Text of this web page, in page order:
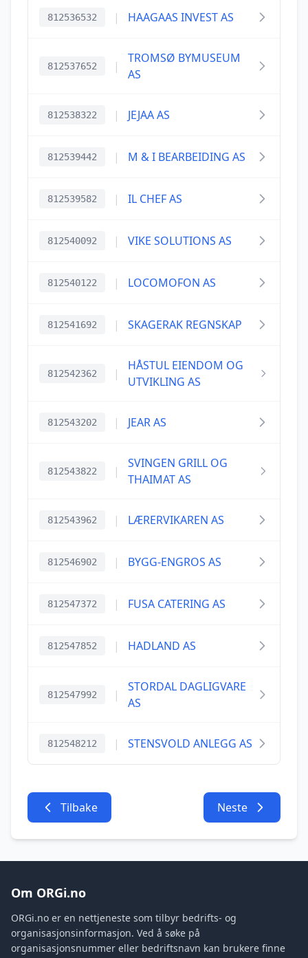
812536532 | HAAGAAS INVEST AS
812537652 |
TROMSØ BYMUSEUM
AS
812538322 | JEJAA AS
812539442 | M & I BEARBEIDING AS
812539582 | IL CHEF AS
812540092 | VIKE SOLUTIONS AS
812540122 | LOCOMOFON AS
812541692 | SKAGERAK REGNSKAP
812542362 |
HÅSTUL EIENDOM OG
UTVIKLING AS
812543202 | JEAR AS
812543822 |
SVINGEN GRILL OG
THAIMAT AS
812543962 | LÆRERVIKAREN AS
812546902 | BYGG-ENGROS AS
812547372 | FUSA CATERING AS
812547852 | HADLAND AS
812547992 |
STORDAL DAGLIGVARE
AS
812548212 | STENSVOLD ANLEGG AS
Tilbake Neste
Om ORGi.no
ORGi.no er en nettjeneste som tilbyr bedrifts- og
organisasjonsinformasjon. Ved å søke på
organisasjonsnummer eller bedriftsnavn kan brukere finne